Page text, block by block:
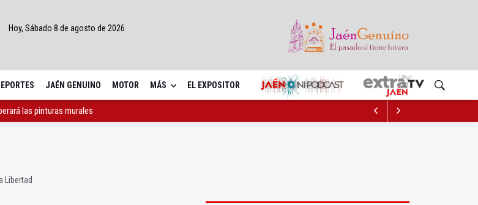
Hoy, Sábado 8 de agosto de 2026
JAÉN GENUINO MOTOR MÁS EL EXPOSITOR
las pinturas murales
Libertad